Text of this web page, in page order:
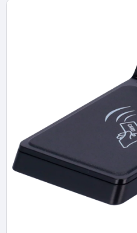
Passa alle informazioni